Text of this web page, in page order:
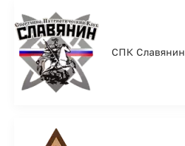
СПК Славянин